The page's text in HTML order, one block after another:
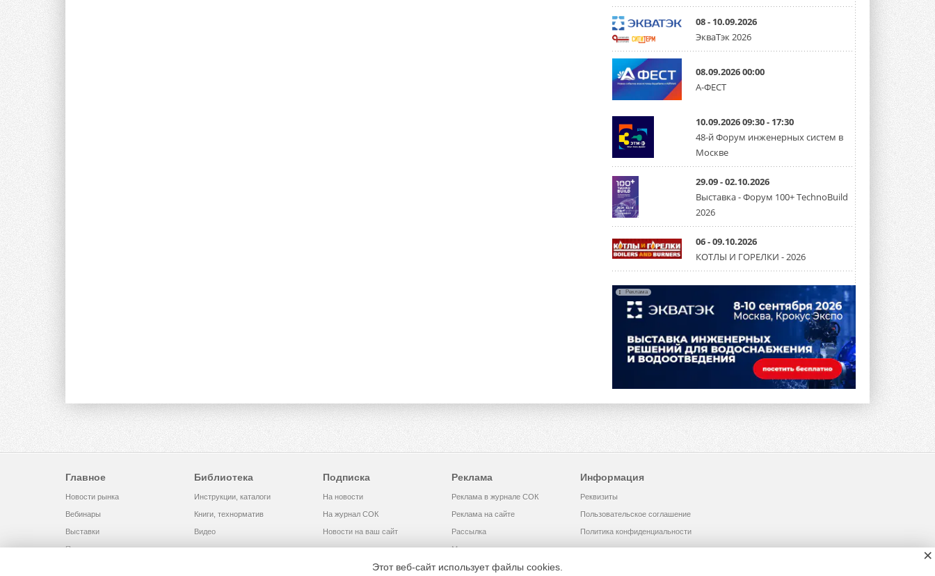
08 - 10.09.2026
ЭкваТэк 2026
08.09.2026 00:00
А-ФЕСТ
10.09.2026 09:30 - 17:30
48-й Форум инженерных систем в
Москве
29.09 - 02.10.2026
Выставка - Форум 100+ TechnoBuild
2026
06 - 09.10.2026
КОТЛЫ И ГОРЕЛКИ - 2026
Реклама
Главное
Новости рынка
Вебинары
Выставки
Помощь
Библиотека
Инструкции, каталоги
Книги, технорматив
Видео
Подписка
На новости
На журнал СОК
Новости на ваш сайт
Реклама
Реклама в журнале СОК
Реклама на сайте
Рассылка
Медиакит
Информация
Реквизиты
Пользовательское соглашение
Политика конфиденциальности
Этот веб-сайт использует файлы cookies.
×